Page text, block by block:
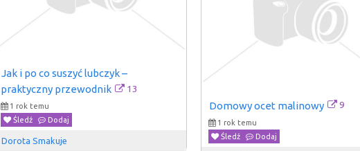
Jak i po co suszyć lubczyk –
praktyczny przewodnik
13
1 rok temu
Śledź
Dodaj
Dorota Smakuje
Domowy ocet malinowy 9
1 rok temu
Śledź
Dodaj